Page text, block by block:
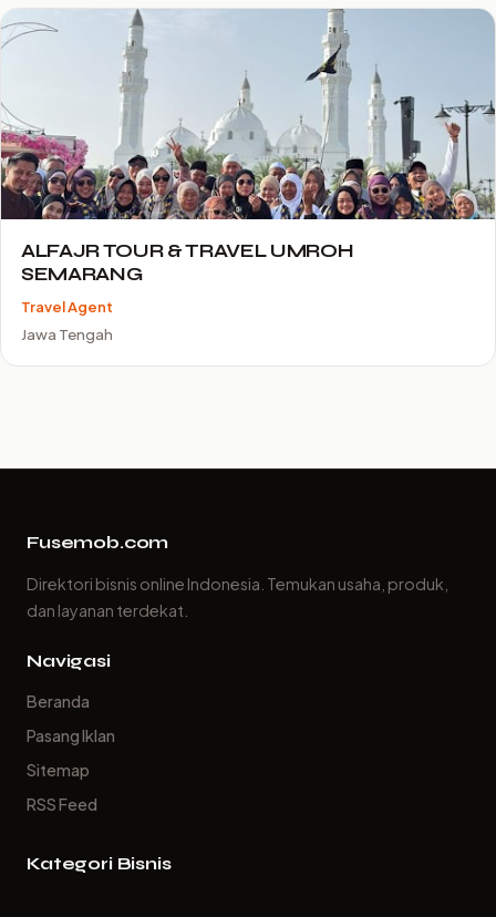
ALFAJR TOUR & TRAVEL UMROH
SEMARANG
Travel Agent
Jawa Tengah
Fusemob.com
Direktori bisnis online Indonesia. Temukan usaha, produk,
dan layanan terdekat.
Navigasi
Beranda
Pasang Iklan
Sitemap
RSS Feed
Kategori Bisnis